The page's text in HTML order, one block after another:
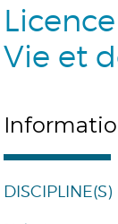
Vie et
DISCIPLINE(S)